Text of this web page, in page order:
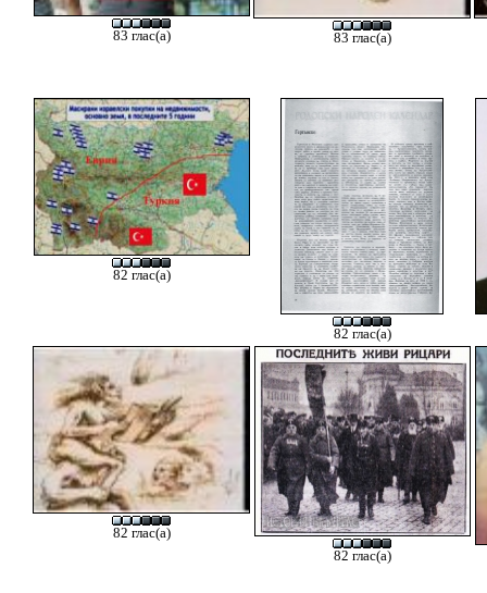
83 глас(а) 83 глас(а)
82 глас(а)
82 глас(а)
82 глас(а)
82 глас(а)